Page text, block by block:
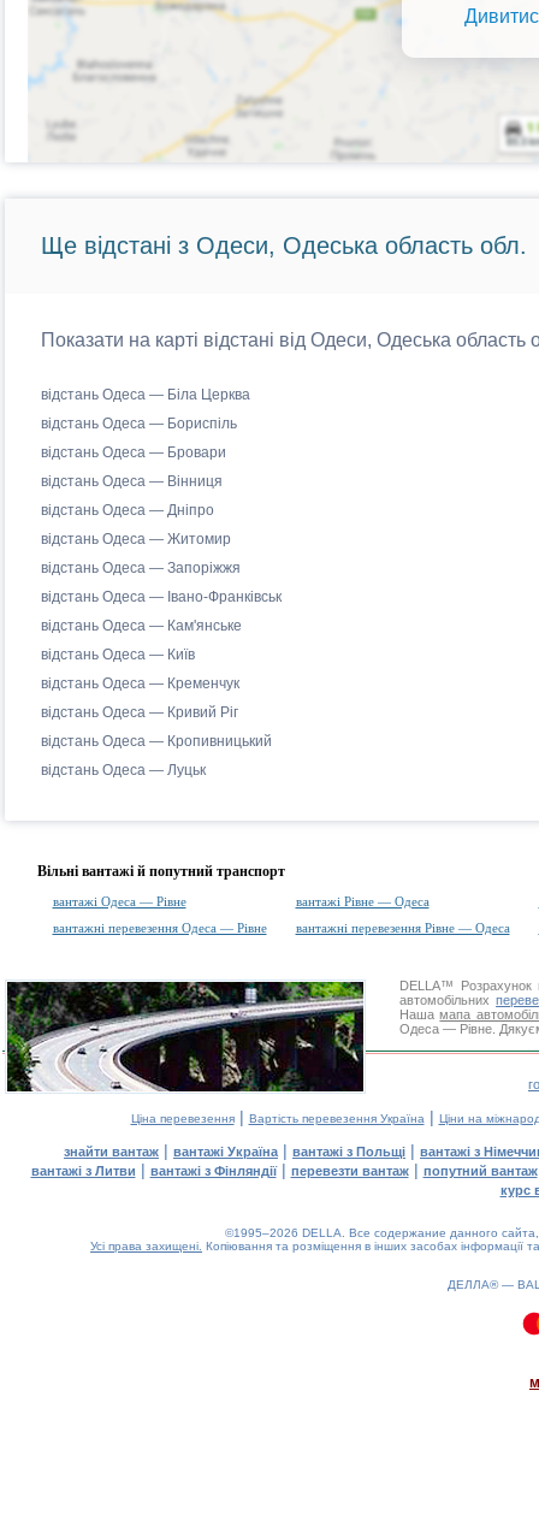
Ще відстані з Одеси, Одеська область обл.
Показати на карті відстані від Одеси, Одеська область
відстань Одеса — Біла Церква
відстань Одеса — Бориспіль
відстань Одеса — Бровари
відстань Одеса — Вінниця
відстань Одеса — Дніпро
відстань Одеса — Житомир
відстань Одеса — Запоріжжя
відстань Одеса — Івано-Франківськ
відстань Одеса — Кам'янське
відстань Одеса — Київ
відстань Одеса — Кременчук
відстань Одеса — Кривий Ріг
відстань Одеса — Кропивницький
відстань Одеса — Луцьк
Вільні вантажі й попутний транспорт
вантажі Одеса — Рівне вантажі Рівне — Одеса
вантажні перевезення Одеса — Рівне
вантажні перевезення Рівне — Одеса
DELLA™
Розрахунок
автомобільних
Нашамапа
Одеса — Рівне.
Ціна перевезення| Вартість перевезення Україна | Ціни на
знайти вантаж | вантажі Україна | вантажі з Польщі | вантажі з
вантажі з Литви | вантажі з Фінляндії| перевезти вантаж| попутний вантаж
курс
©1995–2026 DELLA. Все содержание данного
Усі права захищені. Копіювання та розміщення в інших засобах інформації
ДЕЛЛА® —